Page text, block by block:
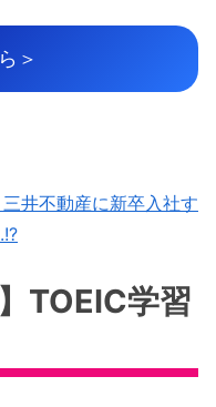
＞
三井不動産に新卒入社す
TOEIC学習